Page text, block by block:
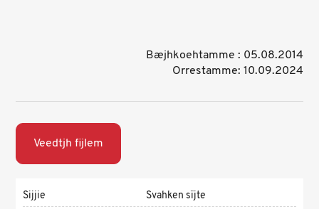
Bæjhkoehtamme : 05.08.2014
Orrestamme: 10.09.2024
Veedtjh fijlem
Sijjie
Svahken sïjte